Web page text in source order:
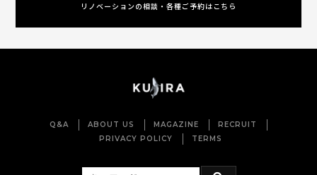
リノベーションの相談・各種ご予約はこちら
Q&A ABOUT US MAGAZINE
RECRUIT
PRIVACY POLICY
TERMS